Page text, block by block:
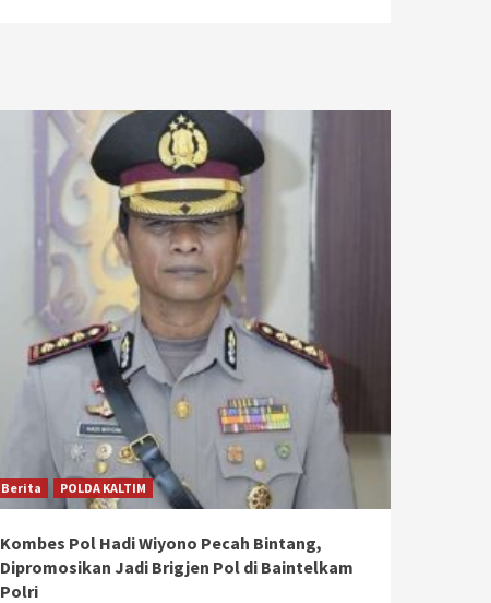
Berita POLDA KALTIM
Kombes Pol Hadi Wiyono Pecah Bintang,
Dipromosikan Jadi Brigjen Pol di Baintelkam
Polri